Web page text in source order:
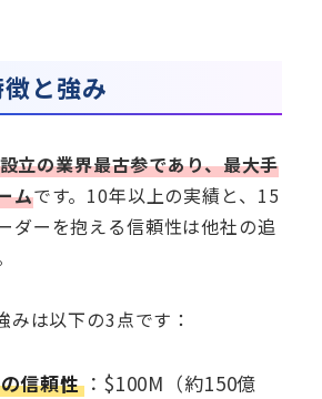
と強み
立の業界最古参であり、最大手
ムです。10年以上の実績と、15
ダーを抱える信頼性は他社の追
みは以下の3点です：
信頼性 ：$100M（約150億